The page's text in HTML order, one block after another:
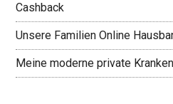
Cashback
Unsere Familien Online
Meine moderne private